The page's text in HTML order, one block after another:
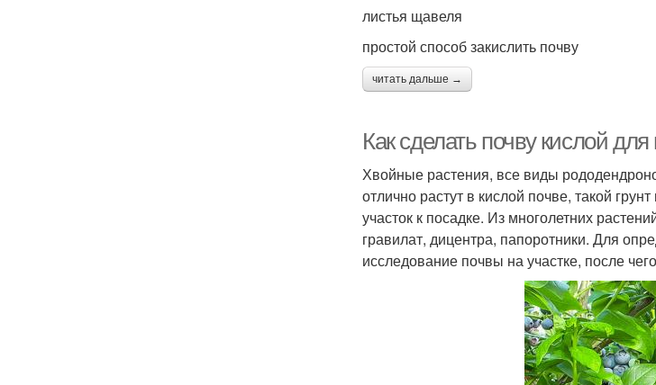
листья щавеля
простой способ закислить почву
читать дальше →
Как сделать почву кислой
Хвойные растения, все виды
отлично растут в кислой почве, такой
участок к посадке. Из многолетних
гравилат, дицентра, папоротники. Для
исследование почвы на участке, после